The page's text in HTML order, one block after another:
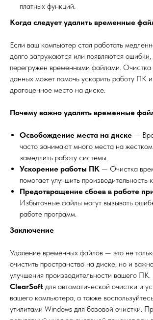
платных функций.
Когда следует удалить временные
Если ваш компьютер стал работать
долго загружаются или появляются
перегружен временными файлами. Очистка
данных может помочь ускорить работу ПК
драгоценное место на диске.
Почему важно удалять временные
Освобождение места на диске —
часто занимают много места на
замедлить работу системы.
Ускорение работы ПК — Очистка
помогает улучшить производительность
Предотвращение сбоев в работе
Избыточные файлы могут вызывать
работе программ.
Заключение
Удаление временных файлов — это не
очистить пространство на диске, но и
улучшения производительности вашего ПК.
ClearSoft для автоматической очистки и
вашего компьютера, а также
утилитами Windows для базовой очистки.